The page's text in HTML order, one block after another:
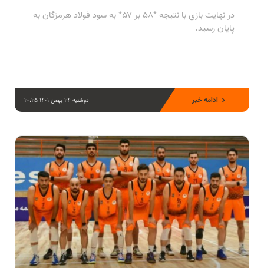
در نهایت بازی با نتیجه *۵۸ بر ۵۷* به سود فولاد هرمزگان به
پایان رسید.
دوشنبه 24 بهمن 1401 20:25 ادامه خبر